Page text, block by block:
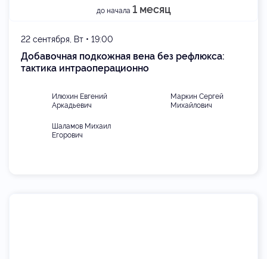
до начала 1 месяц
Илюхин Евгений
Аркадьевич
Маркин Сергей
Михайлович
Шаламов Михаил
Егорович
22 сентября, Вт • 19:00
Добавочная подкожная вена без рефлюкса:
тактика интраоперационно